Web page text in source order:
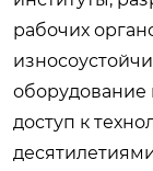
рабочих
оборудование
доступ к